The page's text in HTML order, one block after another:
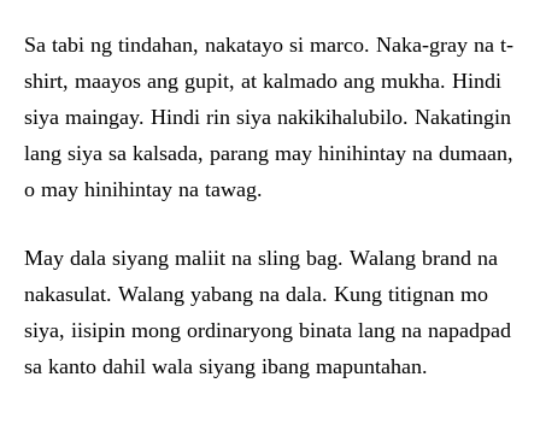
Sa tabi ng tindahan, nakatayo si marco. Naka-gray na t-
shirt, maayos ang gupit, at kalmado ang mukha. Hindi
siya maingay. Hindi rin siya nakikihalubilo. Nakatingin
lang siya sa kalsada, parang may hinihintay na dumaan,
o may hinihintay na tawag.
May dala siyang maliit na sling bag. Walang brand na
nakasulat. Walang yabang na dala. Kung titignan mo
siya, iisipin mong ordinaryong binata lang na napadpad
sa kanto dahil wala siyang ibang mapuntahan.